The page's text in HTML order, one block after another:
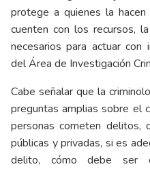
protege a quienes la
cuenten con los recursos,
necesarios para actuar con
del Área de Investigación
Cabe señalar que la
preguntas amplias sobre el
personas cometen delitos,
públicas y privadas, si es
delito, cómo debe ser